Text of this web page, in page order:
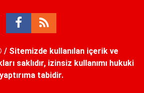
/ Sitemizde kullanılan içerik ve
saklıdır, izinsiz kullanımı hukuki
yaptırıma tabidir.